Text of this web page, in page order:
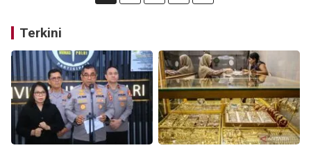
Terkini